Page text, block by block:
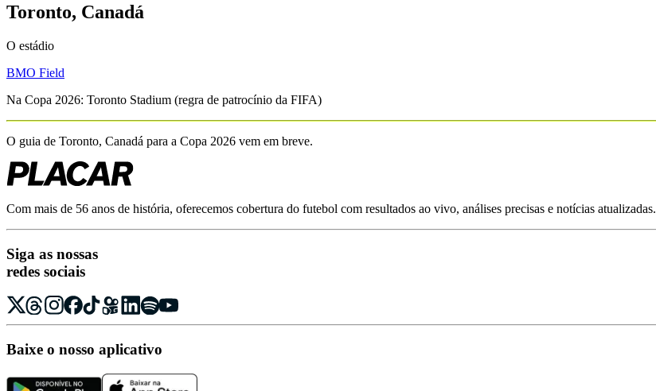
Toronto, Canadá
O estádio
BMO Field
Na Copa 2026: Toronto Stadium (regra de patrocínio da FIFA)
O guia de Toronto, Canadá para a Copa 2026 vem em breve.
Com mais de 56 anos de história, oferecemos cobertura do futebol com resultados ao vivo, análises precisas e notícias atualizadas.
Siga as nossas
redes sociais
Baixe o nosso aplicativo